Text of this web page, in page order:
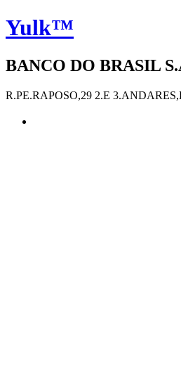
Yulk™
BANCO DO BRASIL
R.PE.RAPOSO,29 2.E